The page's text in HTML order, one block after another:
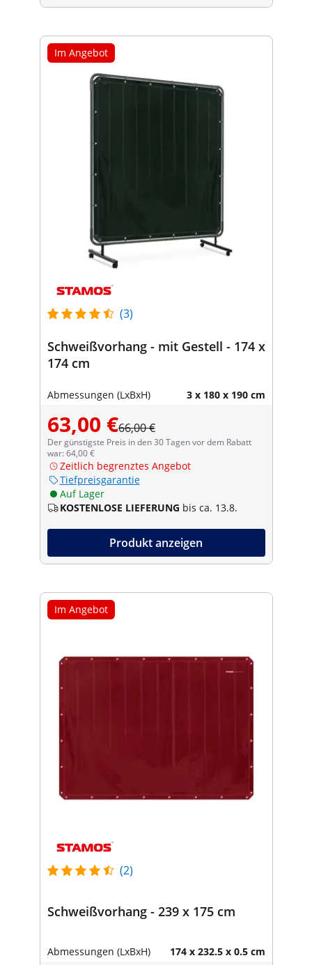
Im Angebot
(3)
Schweißvorhang - mit Gestell - 174 x
174 cm
Abmessungen (LxBxH) 3 x 180 x 190 cm
63,00 €66,00 €
Der günstigste Preis in den 30 Tagen vor dem Rabatt
war: 64,00 €
Zeitlich begrenztes Angebot
Tiefpreisgarantie
Auf Lager
KOSTENLOSE LIEFERUNG bis ca. 13.8.
Produkt anzeigen
Im Angebot
(2)
Schweißvorhang - 239 x 175 cm
Abmessungen (LxBxH) 174 x 232.5 x 0.5 cm